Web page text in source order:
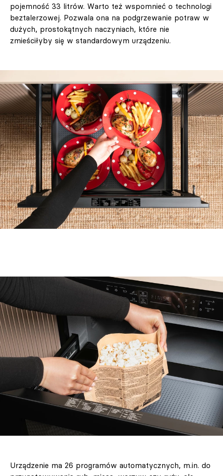
pojemność 33 litrów. Warto też wspomnieć o technologi
beztalerzowej. Pozwala ona na podgrzewanie potraw w
dużych, prostokątnych naczyniach, które nie
zmieściłyby się w standardowym urządzeniu.
Urządzenie ma 26 programów automatycznych, m.in. do